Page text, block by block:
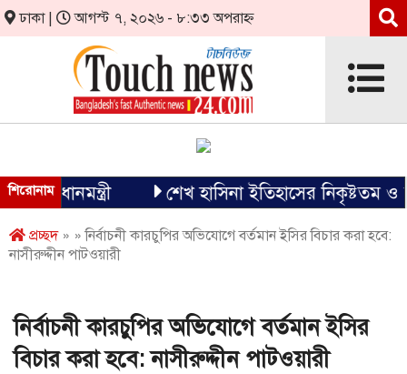
ঢাকা | আগস্ট ৭, ২০২৬ - ৮:৩৩ অপরাহ্ন
শিরোনাম শেখ হাসিনা ইতিহাসের নিকৃষ্টতম ও ঘৃণ্য
প্রচ্ছদ» » নির্বাচনী কারচুপির অভিযোগে বর্তমান ইসির বিচার করা হবে:
নাসীরুদ্দীন পাটওয়ারী
নির্বাচনী কারচুপির অভিযোগে বর্তমান ইসির
বিচার করা হবে: নাসীরুদ্দীন পাটওয়ারী